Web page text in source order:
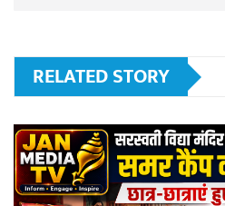
RELATED STORY